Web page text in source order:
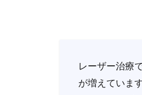
レーザー治療
が増えています